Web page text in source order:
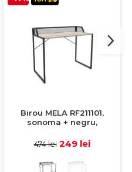
Birou MELA RF211101,
sonoma + negru,
474 lei 249 lei